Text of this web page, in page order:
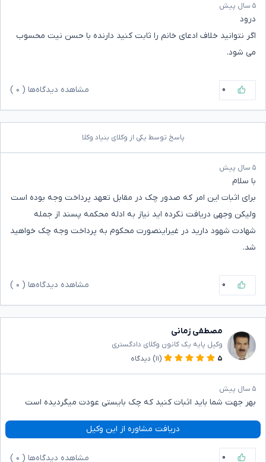
۵ سال پیش
درود
اگر نتوانید خلاف ادعای خانم را ثابت کنید دارنده با حسن نیت محسوب
می شود.
۰ مشاهده دیدگاه‌ها ( ۰
پاسخ توسط یکی از وکلای بنیاد وکلا
۵ سال پیش
با سلام
برای اثبات این امر که صدور چک در مقابل تعهد پرداخت وجه بوده است
ولیکن وجهی دریافت نکرده اید نیاز به ادله محکمه پسند از جمله
شهادت شهود دارید در غیراینصورت محکوم به پرداخت وجه چک خواهید
شد.
۰ مشاهده دیدگاه‌ها ( ۰
مصطفی زمانی
وکیل پایه یک کانون وکلای دادگستری
۵
(۱۱) دیدگاه
۵ سال پیش
بهر جهت شما باید اثبات کنید که چک بایستی عودت میگردیده است
دریافت مشاوره از این وکیل
۰ مشاهده دیدگاه‌ها ( ۰